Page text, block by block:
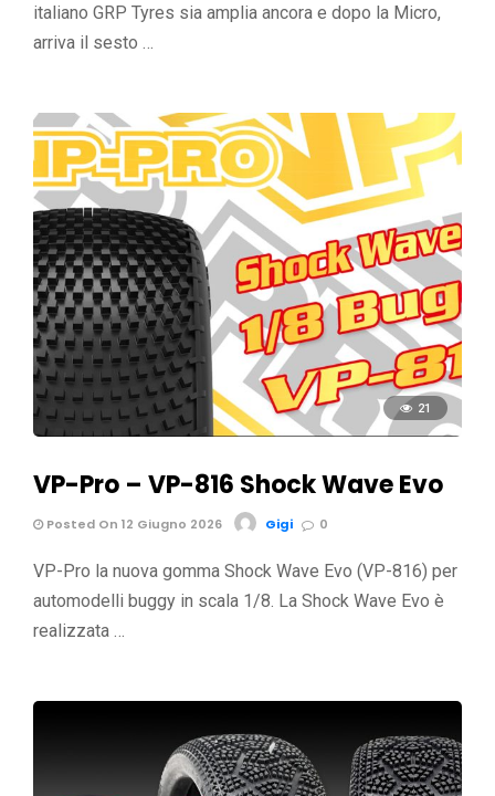
italiano GRP Tyres sia amplia ancora e dopo la Micro,
arriva il sesto …
21
VP-Pro – VP-816 Shock Wave Evo
Posted On 12 Giugno 2026 Gigi 0
VP-Pro la nuova gomma Shock Wave Evo (VP-816) per
automodelli buggy in scala 1/8. La Shock Wave Evo è
realizzata …